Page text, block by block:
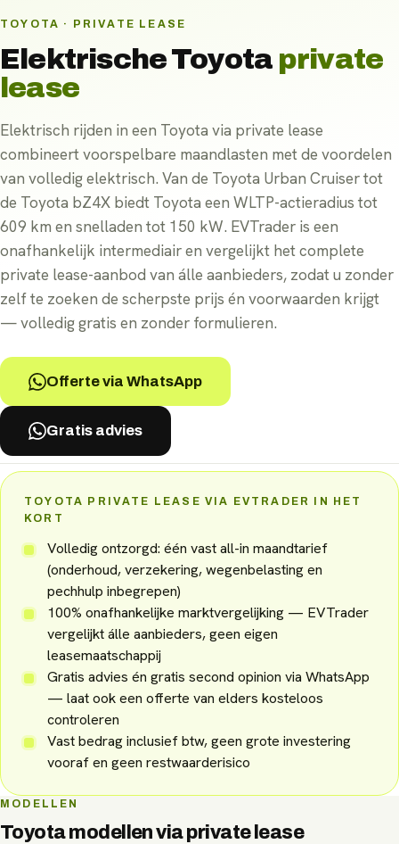
TOYOTA · PRIVATE LEASE
ElektrischeToyota private
lease
Elektrisch rijden in een Toyota via private lease
combineert voorspelbare maandlasten met de voordelen
van volledig elektrisch. Van de Toyota Urban Cruiser tot
de Toyota bZ4X biedt Toyota een WLTP-actieradius tot
609 km en snelladen tot 150 kW. EVTrader is een
onafhankelijk intermediair en vergelijkt het complete
private lease-aanbod van álle aanbieders, zodat u zonder
zelf te zoeken de scherpste prijs én voorwaarden krijgt
— volledig gratis en zonder formulieren.
Offerte via WhatsApp
Gratis advies
TOYOTA PRIVATE LEASE VIA EVTRADER IN HET
KORT
Volledig ontzorgd: één vast all-in maandtarief
(onderhoud, verzekering, wegenbelasting en
pechhulp inbegrepen)
100% onafhankelijke marktvergelijking — EVTrader
vergelijkt álle aanbieders, geen eigen
leasemaatschappij
Gratis advies én gratis second opinion via WhatsApp
— laat ook een offerte van elders kosteloos
controleren
Vast bedrag inclusief btw, geen grote investering
vooraf en geen restwaarderisico
MODELLEN
Toyotamodellen viaprivate lease